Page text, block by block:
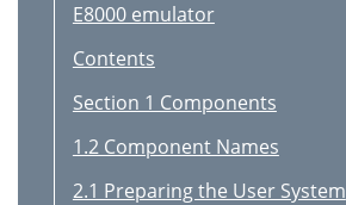
E8000 emulator
Contents
Section 1 Components
1.2 Component Names
2.1 Preparing the User System